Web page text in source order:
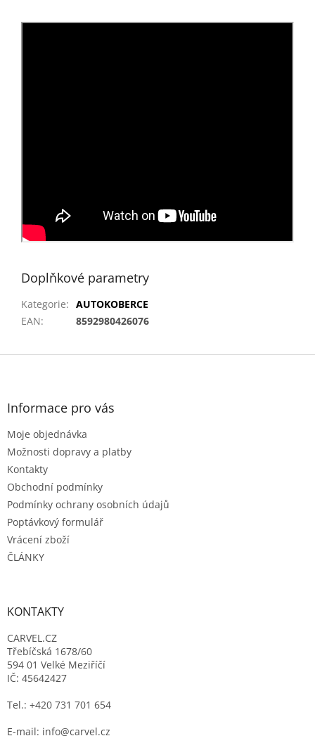
Doplňkové parametry
Kategorie: AUTOKOBERCE
EAN: 8592980426076
Z
Informace pro vás
Moje objednávka
Možnosti dopravy a platby
Kontakty
Obchodní podmínky
Podmínky ochrany osobních údajů
Poptávkový formulář
Vrácení zboží
ČLÁNKY
KONTAKTY
CARVEL.CZ
Třebíčská 1678/60
594 01 Velké Meziříčí
IČ: 45642427
Tel.: +420 731 701 654
E-mail: info@carvel.cz